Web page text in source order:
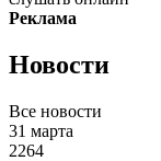
Реклама
Новости
Все новости
31 марта
2264